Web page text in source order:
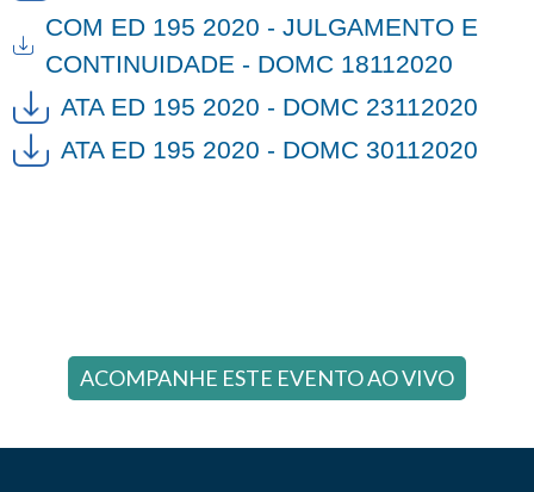
COM ED 195 2020 - JULGAMENTO E
CONTINUIDADE - DOMC 18112020
ATA ED 195 2020 - DOMC 23112020
ATA ED 195 2020 - DOMC 30112020
ACOMPANHE ESTE EVENTO AO VIVO